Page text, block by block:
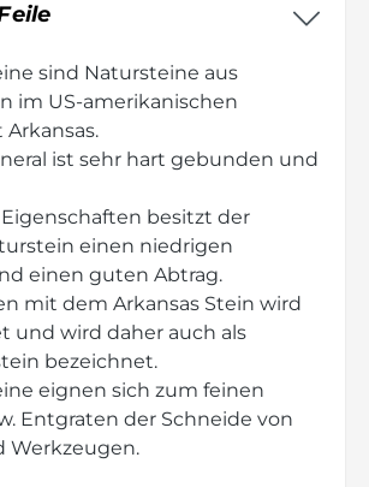
sind Natursteine aus
im US-amerikanischen
ist sehr hart gebunden und
besitzt der
einen niedrigen
einen guten Abtrag.
mit dem Arkansas Stein wird
und wird daher auch als
bezeichnet.
eignen sich zum feinen
Entgraten der Schneide von
Werkzeugen.